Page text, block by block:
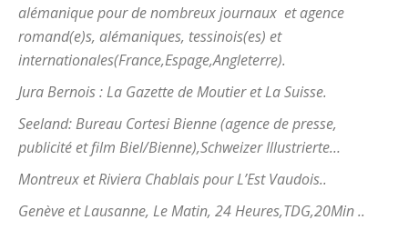
alémanique pour de nombreux journaux et agence
romand(e)s, alémaniques, tessinois(es) et
internationales(France,Espage,Angleterre).
Jura Bernois : La Gazette de Moutier et La Suisse.
Seeland: Bureau Cortesi Bienne (agence de presse,
publicité et film Biel/Bienne),Schweizer Illustrierte…
Montreux et Riviera Chablais pour L’Est Vaudois..
Genève et Lausanne, Le Matin, 24 Heures,TDG,20Min ..